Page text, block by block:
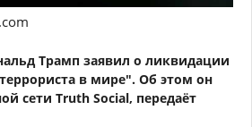
Трамп заявил о ликвидации
в мире". Об этом он
сети Truth Social, передаёт